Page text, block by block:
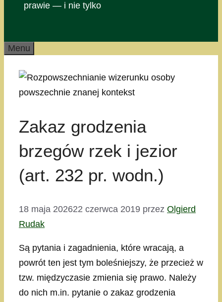
prawie — i nie tylko
Menu
Zakaz grodzenia
brzegów rzek i jezior
(art. 232 pr. wodn.)
18 maja 202622 czerwca 2019 przez Olgierd
Rudak
Są pytania i zagadnienia, które wracają, a
powrót ten jest tym boleśniejszy, że przecież w
tzw. międzyczasie zmienia się prawo. Należy
do nich m.in. pytanie o zakaz grodzenia